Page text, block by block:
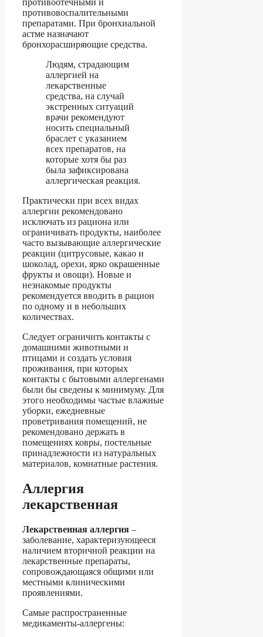
противоотечными и
противовоспалительными
препаратами. При бронхиальной
астме назначают
бронхорасширяющие средства.
Людям, страдающим
аллергией на
лекарственные
средства, на случай
экстренных ситуаций
врачи рекомендуют
носить специальный
браслет с указанием
всех препаратов, на
которые хотя бы раз
была зафиксирована
аллергическая реакция.
Практически при всех видах
аллергии рекомендовано
исключать из рациона или
ограничивать продукты, наиболее
часто вызывающие аллергические
реакции (цитрусовые, какао и
шоколад, орехи, ярко окрашенные
фрукты и овощи). Новые и
незнакомые продукты
рекомендуется вводить в рацион
по одному и в небольших
количествах.
Следует ограничить контакты с
домашними животными и
птицами и создать условия
проживания, при которых
контакты с бытовыми аллергенами
были бы сведены к минимуму. Для
этого необходимы частые влажные
уборки, ежедневные
проветривания помещений, не
рекомендовано держать в
помещениях ковры, постельные
принадлежности из натуральных
материалов, комнатные растения.
Аллергия
лекарственная
Лекарственная аллергия –
заболевание, характеризующееся
наличием вторичной реакции на
лекарственные препараты,
сопровождающаяся общими или
местными клиническими
проявлениями.
Самые распространенные
медикаменты-аллергены: